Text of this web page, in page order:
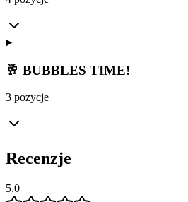
🥂 BUBBLES TIME!
3 pozycje
Recenzje
5.0